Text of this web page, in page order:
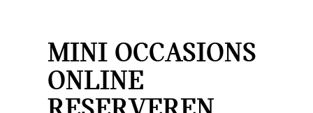
MINI OCCASIONS
ONLINE